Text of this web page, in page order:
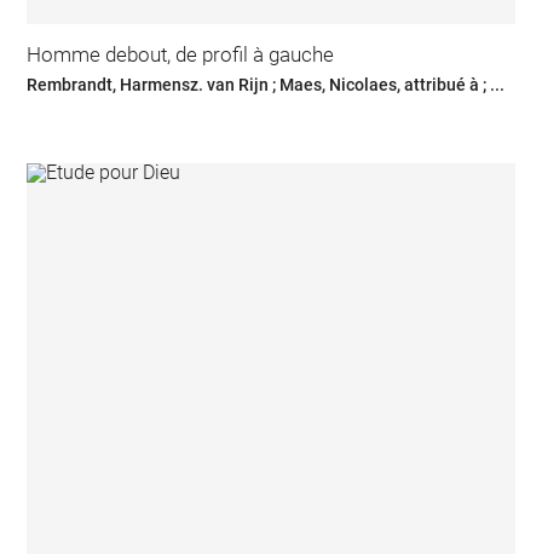
Homme debout, de profil à gauche
Rembrandt, Harmensz. van Rijn ; Maes, Nicolaes, attribué à ; ...